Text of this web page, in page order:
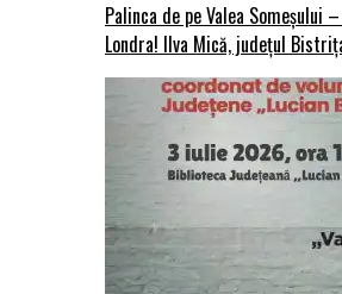
Palinca de pe Valea Someșului
Londra! Ilva Mică, județul